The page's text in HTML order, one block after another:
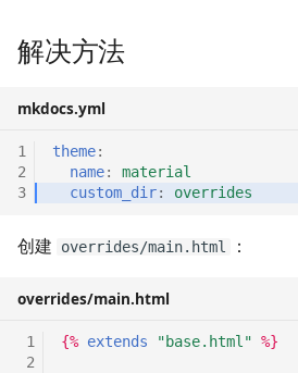
解决方法
mkdocs.yml
1
2
3
theme:
name:
material
custom_dir: overrides
创建 overrides/main.html ：
overrides/main.html
1
2
{% extends "base.html" %}